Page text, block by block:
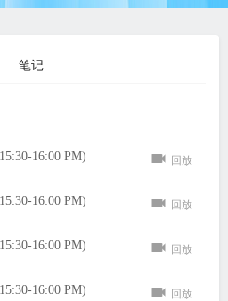
笔记
16:00 PM) 回放
16:00 PM) 回放
16:00 PM) 回放
16:00 PM) 回放